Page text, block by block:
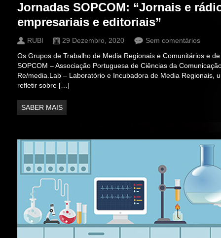
Jornadas SOPCOM: “Jornais e
empresariais e editoriais”
RUBI 29 Dezembro, 2020
Sem comentários
Os Grupos de Trabalho de Media Regionais e Comunitários e
SOPCOM – Associação Portuguesa de Ciências da
Re/media.Lab – Laboratório e Incubadora de Media Regionais,
refletir sobre […]
SABER MAIS